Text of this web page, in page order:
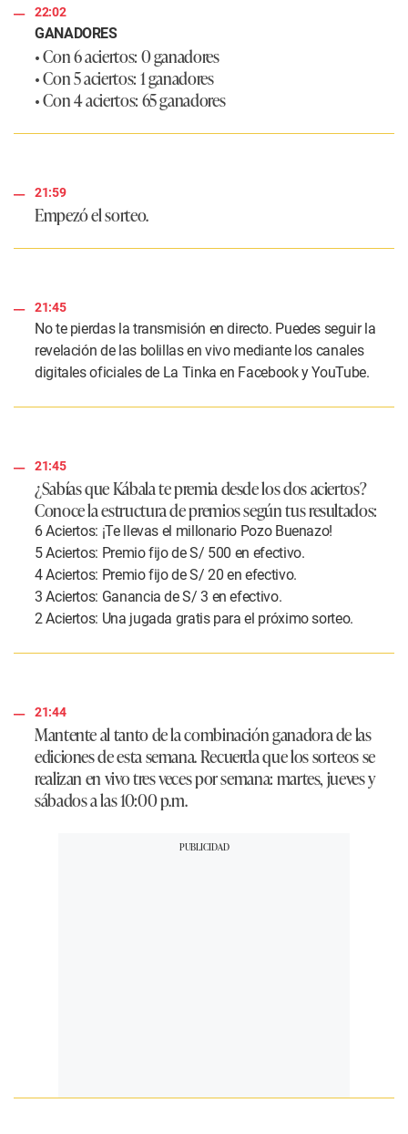
22:02
GANADORES
• Con 6 aciertos: 0 ganadores
• Con 5 aciertos: 1 ganadores
• Con 4 aciertos: 65 ganadores
21:59
Empezó el sorteo.
21:45
No te pierdas la transmisión en directo. Puedes seguir la
revelación de las bolillas en vivo mediante los canales
digitales oficiales de La Tinka en Facebook y YouTube.
21:45
¿Sabías que Kábala te premia desde los dos aciertos?
Conoce la estructura de premios según tus resultados:
6 Aciertos: ¡Te llevas el millonario Pozo Buenazo!
5 Aciertos: Premio fijo de S/ 500 en efectivo.
4 Aciertos: Premio fijo de S/ 20 en efectivo.
3 Aciertos: Ganancia de S/ 3 en efectivo.
2 Aciertos: Una jugada gratis para el próximo sorteo.
21:44
Mantente al tanto de la combinación ganadora de las
ediciones de esta semana. Recuerda que los sorteos se
realizan en vivo tres veces por semana: martes, jueves y
sábados a las 10:00 p.m.